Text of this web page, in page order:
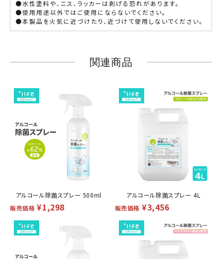
●水性塗料や、ニス、ラッカーは剥げる恐れがあります。
●使用用途以外ではご使用にならないでください。
●本製品を火気に近づけたり、近づけて使用しないでください。
関連商品
アルコール除菌スプレー 500ml
販売価格 ¥1,298
アルコール除菌スプレー 4L
販売価格 ¥3,456